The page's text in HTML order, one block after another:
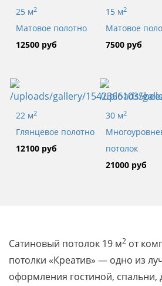
25 м2
Матовое полотно
12500 руб
15 м2
Матовое
7500 руб
22 м2
Глянцевое полотно
12100 руб
30 м2
потолок
21000 руб
Сатиновый потолок 19 м2 от
потолки «Креатив» — одно из
оформления гостиной, спальни,